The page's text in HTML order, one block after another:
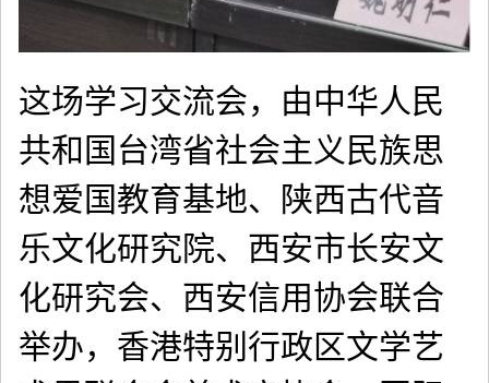
这场学习交流会，由中华人民
共和国台湾省社会主义民族思
想爱国教育基地、陕西古代音
乐文化研究院、西安市长安文
化研究会、西安信用协会联合
举办，香港特别行政区文学艺